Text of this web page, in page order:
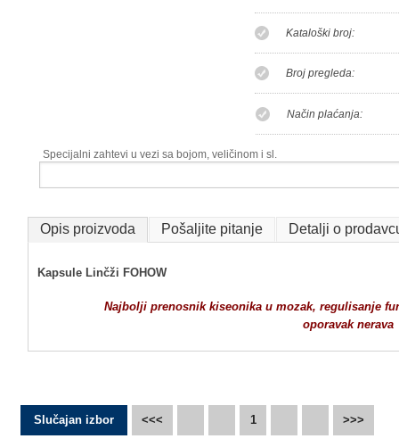
Kataloški broj:
Broj pregleda:
Način plaćanja:
Specijalni zahtevi u vezi sa bojom, veličinom i sl.
Opis proizvoda Pošaljite pitanje Detalji o
Kapsule Linčži FOHOW
Najbolji prenosnik kiseonika u mozak, regulisanje
oporavak nerava
Slučajan izbor <<< 1 >>>